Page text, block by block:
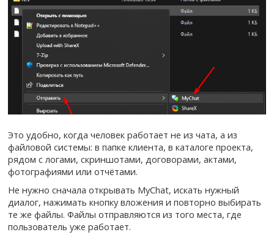
Это удобно, когда человек работает не из чата, а из
файловой системы: в папке клиента, в каталоге проекта,
рядом с логами, скриншотами, договорами, актами,
фотографиями или отчётами.
Не нужно сначала открывать MyChat, искать нужный
диалог, нажимать кнопку вложения и повторно выбирать
те же файлы. Файлы отправляются из того места, где
пользователь уже работает.